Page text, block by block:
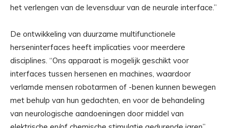
het verlengen van de levensduur van de neurale interface.”
De ontwikkeling van duurzame multifunctionele
herseninterfaces heeft implicaties voor meerdere
disciplines. “Ons apparaat is mogelijk geschikt voor
interfaces tussen hersenen en machines, waardoor
verlamde mensen robotarmen of -benen kunnen bewegen
met behulp van hun gedachten, en voor de behandeling
van neurologische aandoeningen door middel van